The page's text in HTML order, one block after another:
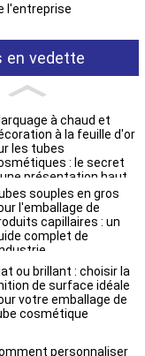
l'entreprise
en vedette
à chaud et
à la feuille d'or
les tubes
: le secret
présentation haut
gamme en rayon
souples en gros
l'emballage de
capillaires : un
complet de
ou brillant : choisir la
de surface idéale
votre emballage de
cosmétique
personnaliser